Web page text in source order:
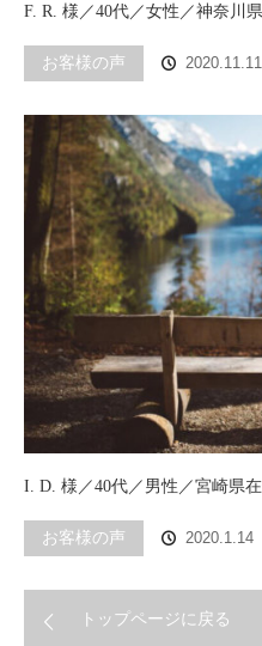
F. R. 様／40代／女性／神奈川
お客様の声 2020.11.11
I. D. 様／40代／男性／宮崎県
お客様の声 2020.1.14
トップページに戻る